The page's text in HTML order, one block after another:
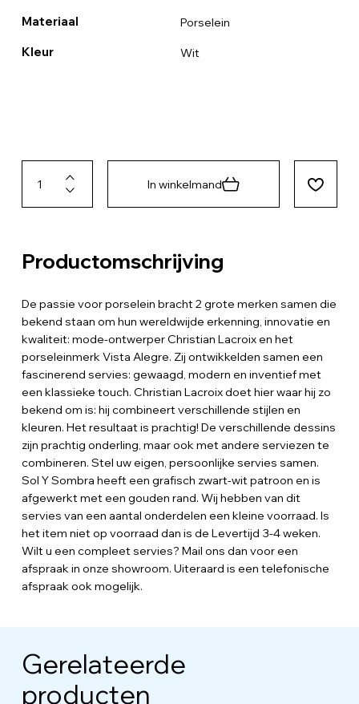
Materiaal Porselein
Kleur Wit
In winkelmand
Productomschrijving
De passie voor porselein bracht 2 grote merken samen die
bekend staan om hun wereldwijde erkenning, innovatie en
kwaliteit: mode-ontwerper Christian Lacroix en het
porseleinmerk Vista Alegre. Zij ontwikkelden samen een
fascinerend servies: gewaagd, modern en inventief met
een klassieke touch. Christian Lacroix doet hier waar hij zo
bekend om is: hij combineert verschillende stijlen en
kleuren. Het resultaat is prachtig! De verschillende dessins
zijn prachtig onderling, maar ook met andere serviezen te
combineren. Stel uw eigen, persoonlijke servies samen.
Sol Y Sombra heeft een grafisch zwart-wit patroon en is
afgewerkt met een gouden rand. Wij hebben van dit
servies van een aantal onderdelen een kleine voorraad. Is
het item niet op voorraad dan is de Levertijd 3-4 weken.
Wilt u een compleet servies? Mail ons dan voor een
afspraak in onze showroom. Uiteraard is een telefonische
afspraak ook mogelijk.
Gerelateerde
producten